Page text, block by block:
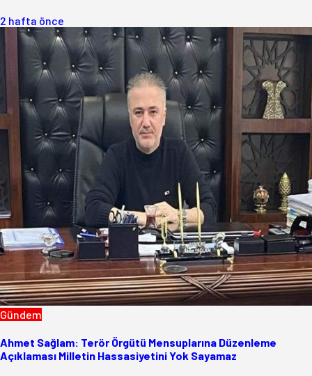
2 hafta önce
Gündem
Ahmet Sağlam: Terör Örgütü Mensuplarına Düzenleme
Açıklaması Milletin Hassasiyetini Yok Sayamaz